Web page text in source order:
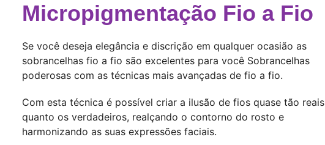
Micropigmentação Fio a Fio
Se você deseja elegância e discrição em qualquer ocasião as
sobrancelhas fio a fio são excelentes para você Sobrancelhas
poderosas com as técnicas mais avançadas de fio a fio.
Com esta técnica é possível criar a ilusão de fios quase tão reais
quanto os verdadeiros, realçando o contorno do rosto e
harmonizando as suas expressões faciais.